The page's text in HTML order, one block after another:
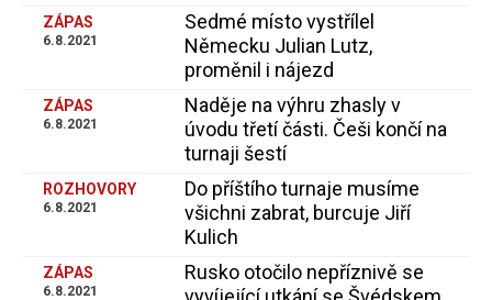
ZÁPAS
6.8.2021
Sedmé místo vystřílel
Německu Julian Lutz,
proměnil i nájezd
ZÁPAS
6.8.2021
Naděje na výhru zhasly v
úvodu třetí části. Češi končí na
turnaji šestí
ROZHOVORY
6.8.2021
Do příštího turnaje musíme
všichni zabrat, burcuje Jiří
Kulich
ZÁPAS
6.8.2021
Rusko otočilo nepříznivě se